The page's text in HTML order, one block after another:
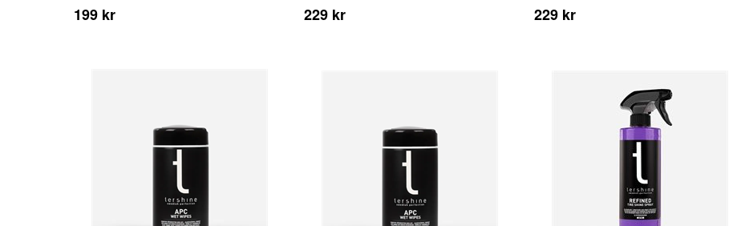
199 kr 229 kr 229 kr